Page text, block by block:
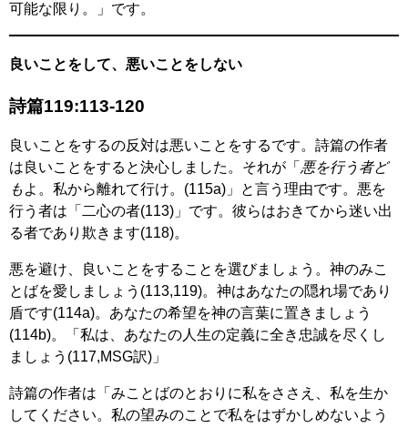
可能な限り。」です。
良いことをして、悪いことをしない
詩篇119:113-120
良いことをするの反対は悪いことをするです。詩篇の作者
は良いことをすると決心しました。それが「 悪を行う者ど
も よ。私から離れて行け。(115a)」と言う理由です。悪を
行う者は「二心の者(113)」です。彼らはおきてから迷い出
る者であり欺きます(118)。
悪を避け、良いことをすることを選びましょう。神のみこ
とばを愛しましょう(113,119)。神はあなたの隠れ場であり
盾です(114a)。あなたの希望を神の言葉に置きましょう
(114b)。「私は、あなたの人生の定義に全き忠誠を尽くし
ましょう(117,MSG訳)」
詩篇の作者は「みことばのとおりに私をささえ、私を生か
してください。私の望みのことで私をはずかしめないよう